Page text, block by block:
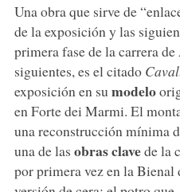
Una obra que sirve de
de la exposición y las
primera fase de la carrera
siguientes, es el citado
exposición en su modelo
en Forte dei Marmi. El
una reconstrucción mínima
una de las obras clavede la
por primera vez en la Bienal